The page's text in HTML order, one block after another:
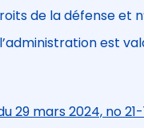
de la défense et
est
29 mars 2024, no 21-